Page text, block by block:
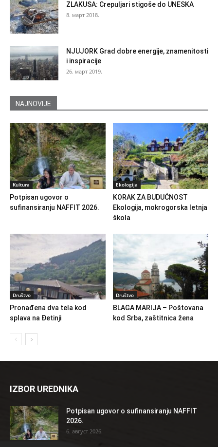
ZLAKUSA: Crepuljari stigoše do UNESKA
8. март 2018.
NJUJORK Grad dobre energije, znamenitosti
i inspiracije
26. март 2019.
NAJNOVIJE
Kultura
Potpisan ugovor o
sufinansiranju NAFFIT 2026.
Ekologija
KORAK ZA BUDUĆNOST
Ekologija, mokrogorska letnja
škola
Društvo
Pronađena dva tela kod
splava na Đetinji
Društvo
BLAGA MARIJA – Poštovana
kod Srba, zaštitnica žena
IZBOR UREDNIKA
Potpisan ugovor o sufinansiranju NAFFIT
2026.
6. август 2026.